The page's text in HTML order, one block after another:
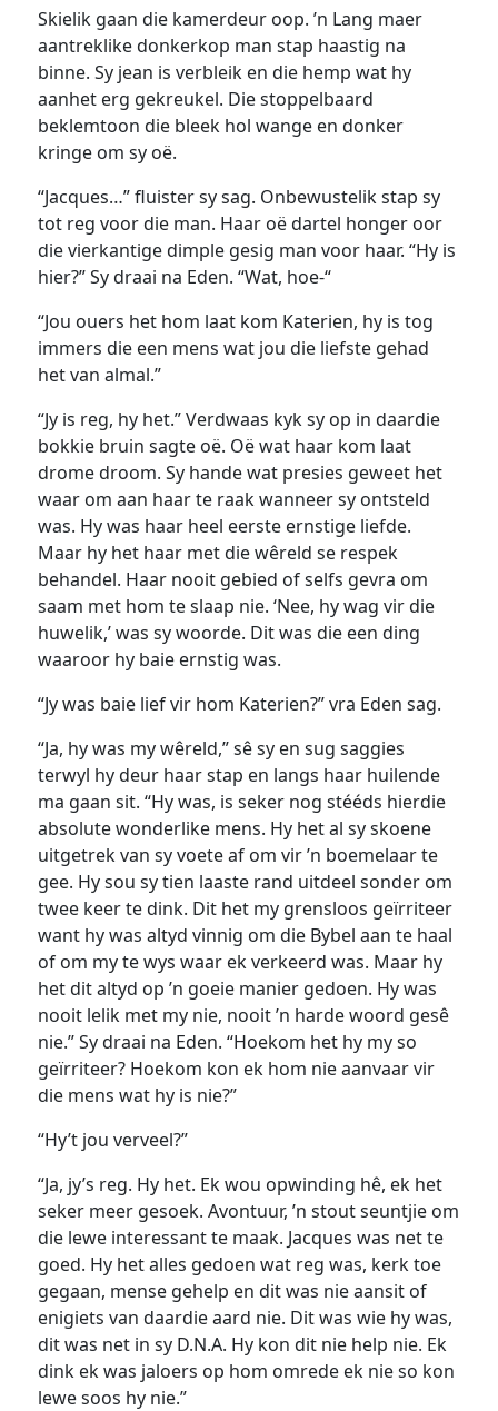
Skielik gaan die kamerdeur oop. ’n Lang maer
aantreklike donkerkop man stap haastig na
binne. Sy jean is verbleik en die hemp wat hy
aanhet erg gekreukel. Die stoppelbaard
beklemtoon die bleek hol wange en donker
kringe om sy oë.
“Jacques…” fluister sy sag. Onbewustelik stap sy
tot reg voor die man. Haar oë dartel honger oor
die vierkantige dimple gesig man voor haar. “Hy is
hier?” Sy draai na Eden. “Wat, hoe-“
“Jou ouers het hom laat kom Katerien, hy is tog
immers die een mens wat jou die liefste gehad
het van almal.”
“Jy is reg, hy het.” Verdwaas kyk sy op in daardie
bokkie bruin sagte oë. Oë wat haar kom laat
drome droom. Sy hande wat presies geweet het
waar om aan haar te raak wanneer sy ontsteld
was. Hy was haar heel eerste ernstige liefde.
Maar hy het haar met die wêreld se respek
behandel. Haar nooit gebied of selfs gevra om
saam met hom te slaap nie. ‘Nee, hy wag vir die
huwelik,’ was sy woorde. Dit was die een ding
waaroor hy baie ernstig was.
“Jy was baie lief vir hom Katerien?” vra Eden sag.
“Ja, hy was my wêreld,” sê sy en sug saggies
terwyl hy deur haar stap en langs haar huilende
ma gaan sit. “Hy was, is seker nog stééds hierdie
absolute wonderlike mens. Hy het al sy skoene
uitgetrek van sy voete af om vir ’n boemelaar te
gee. Hy sou sy tien laaste rand uitdeel sonder om
twee keer te dink. Dit het my grensloos geïrriteer
want hy was altyd vinnig om die Bybel aan te haal
of om my te wys waar ek verkeerd was. Maar hy
het dit altyd op ’n goeie manier gedoen. Hy was
nooit lelik met my nie, nooit ’n harde woord gesê
nie.” Sy draai na Eden. “Hoekom het hy my so
geïrriteer? Hoekom kon ek hom nie aanvaar vir
die mens wat hy is nie?”
“Hy’t jou verveel?”
“Ja, jy’s reg. Hy het. Ek wou opwinding hê, ek het
seker meer gesoek. Avontuur, ’n stout seuntjie om
die lewe interessant te maak. Jacques was net te
goed. Hy het alles gedoen wat reg was, kerk toe
gegaan, mense gehelp en dit was nie aansit of
enigiets van daardie aard nie. Dit was wie hy was,
dit was net in sy D.N.A. Hy kon dit nie help nie. Ek
dink ek was jaloers op hom omrede ek nie so kon
lewe soos hy nie.”